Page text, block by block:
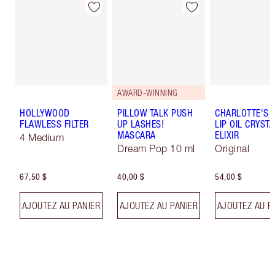
HOLLYWOOD
FLAWLESS FILTER
4 Medium
67,50 $
AJOUTEZ AU PANIER
AWARD-WINNING
PILLOW TALK PUSH
UP LASHES!
MASCARA
Dream Pop 10 ml
40,00 $
AJOUTEZ AU PANIER
CHARLOTTE'S
LIP OIL
ELIXIR
Original
54,00 $
AJOUTEZ AU